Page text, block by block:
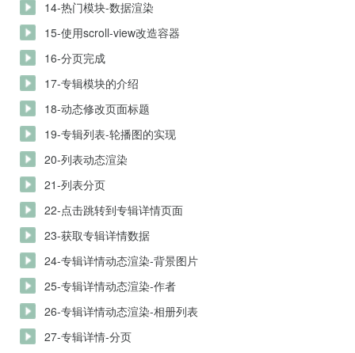
14-热门模块-数据渲染
15-使用scroll-view改造容器
16-分页完成
17-专辑模块的介绍
18-动态修改页面标题
19-专辑列表-轮播图的实现
20-列表动态渲染
21-列表分页
22-点击跳转到专辑详情页面
23-获取专辑详情数据
24-专辑详情动态渲染-背景图片
25-专辑详情动态渲染-作者
26-专辑详情动态渲染-相册列表
27-专辑详情-分页